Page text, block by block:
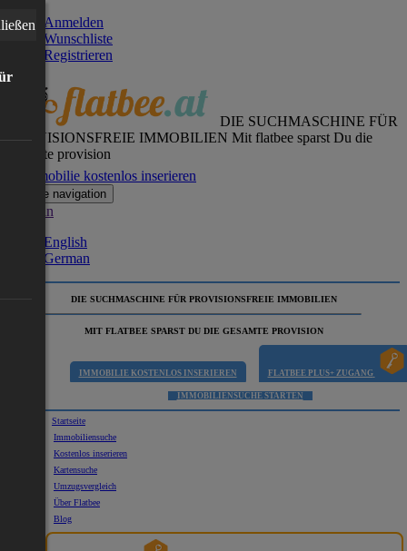
Anmelden
Wunschliste
Registrieren
DIE SUCHMASCHINE FÜR
PROVISIONSFREIE IMMOBILIEN Mit flatbee sparst Du die
gesamte provision
Immobilie kostenlos inserieren
Toggle navigation
German
English
German
DIE SUCHMASCHINE FÜR PROVISIONSFREIE IMMOBILIEN
MIT FLATBEE SPARST DU DIE GESAMTE PROVISION
IMMOBILIE KOSTENLOS INSERIEREN FLATBEE PLUS+ ZUGANG
IMMOBILIENSUCHE STARTEN
Startseite
Immobiliensuche
Kostenlos inserieren
Kartensuche
Umzugsvergleich
Über Flatbee
Blog